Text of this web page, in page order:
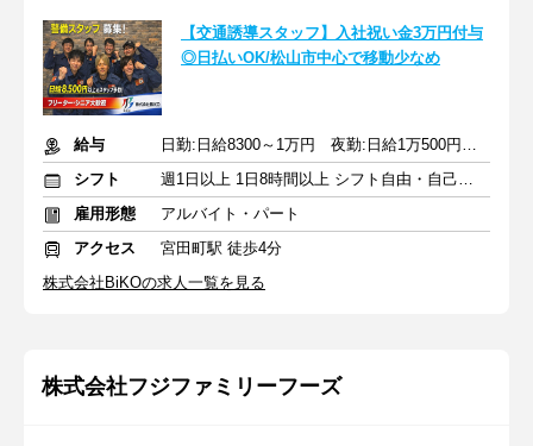
【交通誘導スタッフ】入社祝い金3万円付与
◎日払いOK/松山市中心で移動少なめ
給与
日勤:日給8300～1万円 夜勤:日給1万500円～1万3千円 ＋各種手当
シフト
週1日以上 1日8時間以上 シフト自由・自己申告
雇用形態
アルバイト・パート
アクセス
宮田町駅 徒歩4分
株式会社BiKOの求人一覧を見る
株式会社フジファミリーフーズ